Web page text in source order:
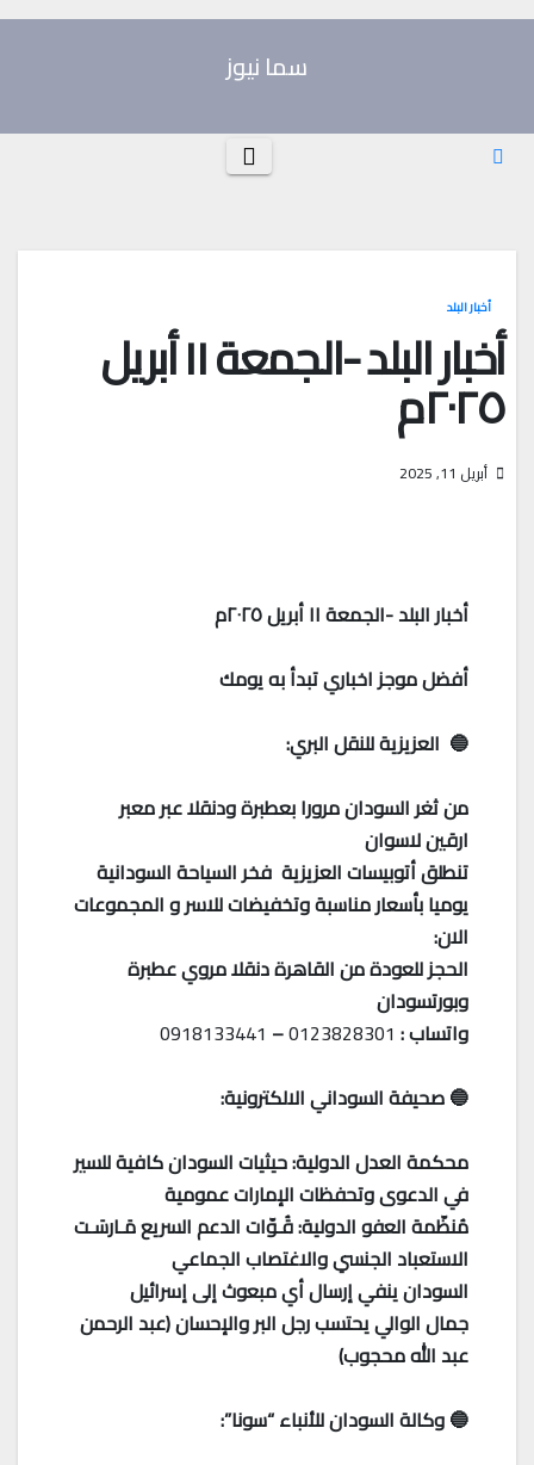
Skip
سما نيوز
أخبار البلد
أخبار البلد -الجمعة ١١ أبريل
٢٠٢٥م
أبريل 11, 2025
أخبار البلد -الجمعة ١١ أبريل ٢٠٢٥م
أفضل موجز اخباري تبدأ به يومك
🔵 العزيزية للنقل البري:
من ثغر السودان مرورا بعطبرة ودنقلا عبر معبر
ارقين لاسوان
تنطلق أتوبيسات العزيزية فخر السياحة السودانية
يوميا بأسعار مناسبة وتخفيضات للاسر و المجموعات
الان:
الحجز للعودة من القاهرة دنقلا مروي عطبرة
وبورتسودان
واتساب : 0123828301
–
0918133441
🔵 صحيفة السوداني الالكترونية:
محكمة العدل الدولية: حيثيات السودان كافية للسير
في الدعوى وتحفظات الإمارات عمومية
مُنظّمة العفو الدولية: قُـوّات الدعم السريع مَـارسَـت
الاستعباد الجنسي والاغتصاب الجماعي
السودان ينفي إرسال أي مبعوث إلى إسرائيل
جمال الوالي يحتسب رجل البر والإحسان (عبد الرحمن
عبد الله محجوب)
🔵 وكالة السودان للأنباء “سونا”: